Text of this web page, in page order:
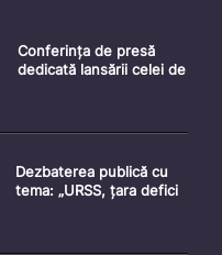
Conferința de presă
dedicată lansării celei de
Dezbaterea publică cu
tema: „URSS, țara defici